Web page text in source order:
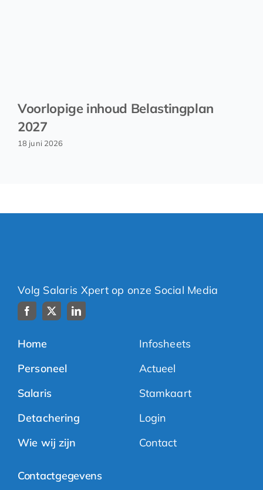
Voorlopige inhoud Belastingplan
2027
18 juni 2026
Volg Salaris Xpert op onze Social Media
Home
Personeel
Salaris
Detachering
Wie wij zijn
Infosheets
Actueel
Stamkaart
Login
Contact
Contactgegevens